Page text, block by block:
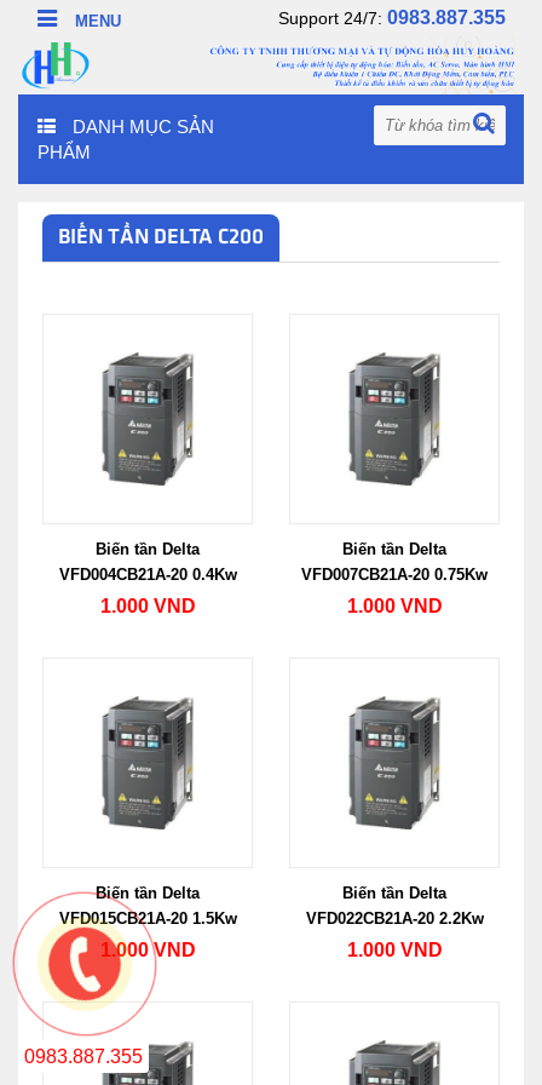
Support 24/7: 0983.887.355
DANH MỤC SẢN
PHẨM
BIẾN TẦN DELTA C200
Biến tần Delta
VFD004CB21A-20 0.4Kw
1.000 VND
Biến tần Delta
VFD007CB21A-20 0.75Kw
1.000 VND
Biến tần Delta
VFD015CB21A-20 1.5Kw
1.000 VND
Biến tần Delta
VFD022CB21A-20 2.2Kw
1.000 VND
0983.887.355